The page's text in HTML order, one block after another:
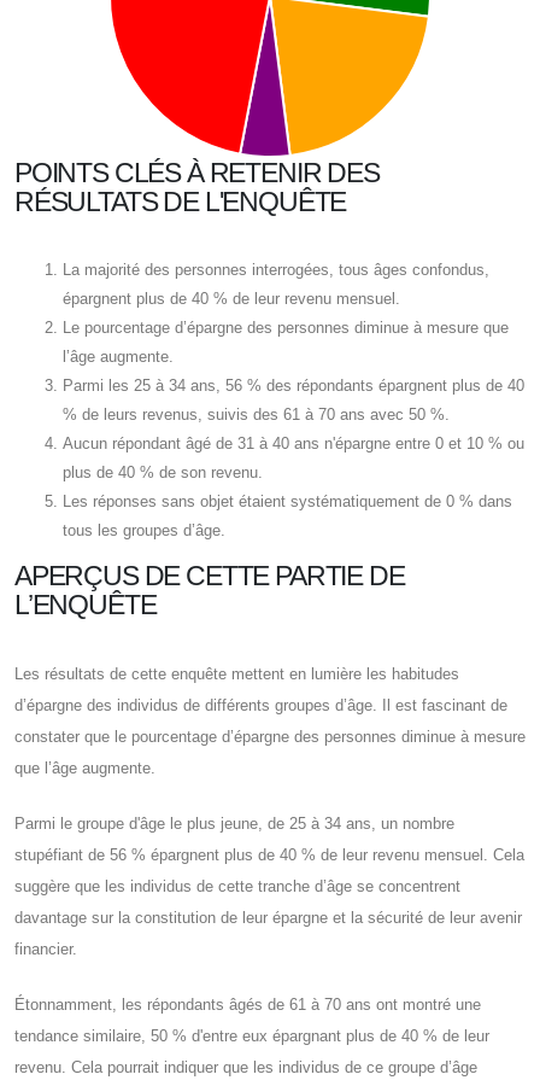
POINTS CLÉS À RETENIR DES
RÉSULTATS DE L'ENQUÊTE
La majorité des personnes interrogées, tous âges confondus,
épargnent plus de 40 % de leur revenu mensuel.
Le pourcentage d’épargne des personnes diminue à mesure que
l’âge augmente.
Parmi les 25 à 34 ans, 56 % des répondants épargnent plus de 40
% de leurs revenus, suivis des 61 à 70 ans avec 50 %.
Aucun répondant âgé de 31 à 40 ans n'épargne entre 0 et 10 % ou
plus de 40 % de son revenu.
Les réponses sans objet étaient systématiquement de 0 % dans
tous les groupes d’âge.
APERÇUS DE CETTE PARTIE DE
L’ENQUÊTE
Les résultats de cette enquête mettent en lumière les habitudes
d’épargne des individus de différents groupes d’âge. Il est fascinant de
constater que le pourcentage d’épargne des personnes diminue à mesure
que l’âge augmente.
Parmi le groupe d'âge le plus jeune, de 25 à 34 ans, un nombre
stupéfiant de 56 % épargnent plus de 40 % de leur revenu mensuel. Cela
suggère que les individus de cette tranche d’âge se concentrent
davantage sur la constitution de leur épargne et la sécurité de leur avenir
financier.
Étonnamment, les répondants âgés de 61 à 70 ans ont montré une
tendance similaire, 50 % d'entre eux épargnant plus de 40 % de leur
revenu. Cela pourrait indiquer que les individus de ce groupe d’âge